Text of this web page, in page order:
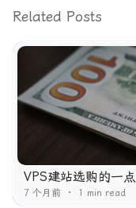
Related Posts
VPS建站选购的一
7 个月前 1 min read